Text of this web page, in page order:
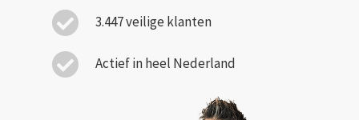
3.447 veilige klanten
Actief in heel Nederland